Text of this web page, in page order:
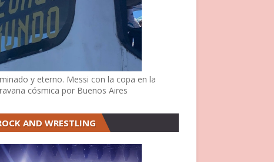
y eterno. Messi con la copa en la
cósmica por Buenos Aires
AND WRESTLING